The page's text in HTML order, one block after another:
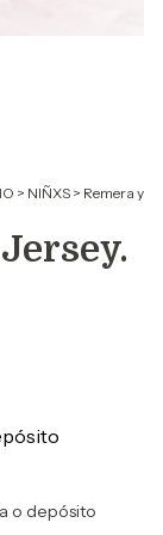
> NIÑXS > Remera y
o depósito